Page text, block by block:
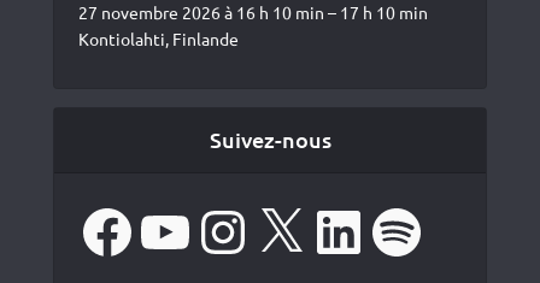
27 novembre 2026 à 16 h 10 min – 17 h 10 min
Kontiolahti, Finlande
Suivez-nous
FacebookYouTube Instagram LinkedIn Spotify